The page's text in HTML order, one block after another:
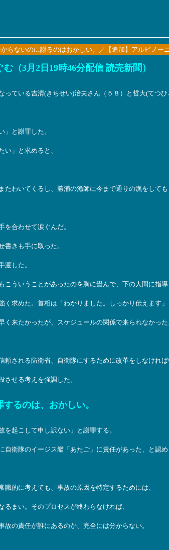
らないのに謝るのはおかしい。／【追加】アルビノー
3月2日19時46分配信 読売新聞）
ている吉清(きちせい)治夫さん（５８）と哲大(てつ
と謝罪した。
」と求めると、
わいてくるし、勝浦の漁師に今まで通りの漁をしても
合わせて涙ぐんだ。
きも手に取った。
渡した。
ういうことがあったのを胸に畳んで、下の人間に指導
求めた。首相は「わかりました。しっかり伝えます」
来たかったが、スケジュールの関係で来られなかった
される防衛省、自衛隊にするために改革をしなければ
せる考えを強調した。
るのは、おかしい。
起こして申し訳ない」と謝罪する。
衛隊のイージス艦「あたご」に責任があった、と認め
的に考えても、事故の原因を特定するためには、
まい。そのプロセスが終わらなければ、
の責任が誰にあるのか、完全には分からない。